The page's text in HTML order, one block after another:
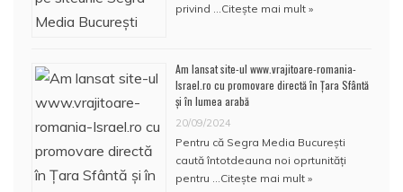
privind … Citește mai mult »
Am lansat site-ul www.vrajitoare-romania-
Israel.ro cu promovare directă în Țara Sfântă
și în lumea arabă
20/09/2024
Pentru că Segra Media București
caută întotdeauna noi oprtunități
pentru … Citește mai mult »